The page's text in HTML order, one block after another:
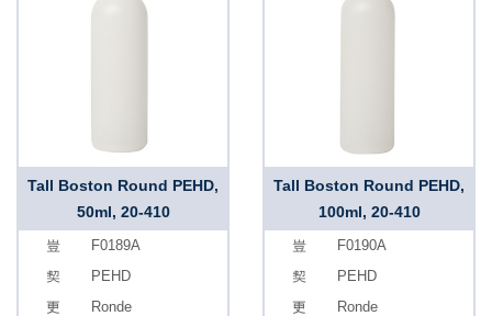
Tall Boston Round PEHD,
50ml, 20-410
F0189A
PEHD
Ronde
Tall Boston Round PEHD,
100ml, 20-410
F0190A
PEHD
Ronde